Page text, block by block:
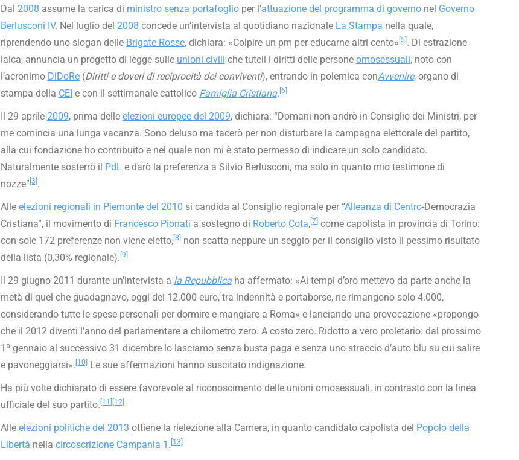
Dal 2008 assume la carica di ministro senza portafoglioper l’attuazione del programma di governonel Governo
Berlusconi IV. Nel luglio del 2008 concede un’intervista al quotidiano nazionale La Stampa nella quale,
riprendendo uno slogan delle Brigate Rosse, dichiara: «Colpire un pm per educarne altri cento» [5]. Di estrazione
laica, annuncia un progetto di legge sulle unioni civili che tuteli i diritti delle persone omosessuali, noto con
l’acronimo DiDoRe(Diritti e doveri di reciprocità dei conviventi), entrando in polemica conAvvenire, organo di
stampa della CEI e con il settimanale cattolico Famiglia Cristiana. [6]
Il 29 aprile 2009, prima delle elezioni europee del 2009, dichiara: “Domani non andrò in Consiglio dei Ministri, per
me comincia una lunga vacanza. Sono deluso ma tacerò per non disturbare la campagna elettorale del partito,
alla cui fondazione ho contribuito e nel quale non mi è stato permesso di indicare un solo candidato.
Naturalmente sosterrò il PdLe darò la preferenza a Silvio Berlusconi, ma solo in quanto mio testimone di
nozze” [3] .
Alle elezioni regionali in Piemonte del 2010 si candida al Consiglio regionale per “Alleanza di Centro-Democrazia
Cristiana”, il movimento di Francesco Pionati a sostegno di Roberto Cota, [7]come capolista in provincia di Torino:
con sole 172 preferenze non viene eletto, [8] non scatta neppure un seggio per il consiglio visto il pessimo risultato
della lista (0,30% regionale). [9]
Il 29 giugno 2011 durante un’intervista a la Repubblicaha affermato: «Ai tempi d’oro mettevo da parte anche la
metà di quel che guadagnavo, oggi dei 12.000 euro, tra indennità e portaborse, ne rimangono solo 4.000,
considerando tutte le spese personali per dormire e mangiare a Roma» e lanciando una provocazione «propongo
che il 2012 diventi l’anno del parlamentare a chilometro zero. A costo zero. Ridotto a vero proletario: dal prossimo
1º gennaio al successivo 31 dicembre lo lasciamo senza busta paga e senza uno straccio d’auto blu su cui salire
e pavoneggiarsi». [10] Le sue affermazioni hanno suscitato indignazione.
Ha più volte dichiarato di essere favorevole al riconoscimento delle unioni omosessuali, in contrasto con la linea
ufficiale del suo partito. [11] [12]
Alle elezioni politiche del 2013 ottiene la rielezione alla Camera, in quanto candidato capolista del Popolo della
Libertà nella circoscrizione Campania 1 . [13]